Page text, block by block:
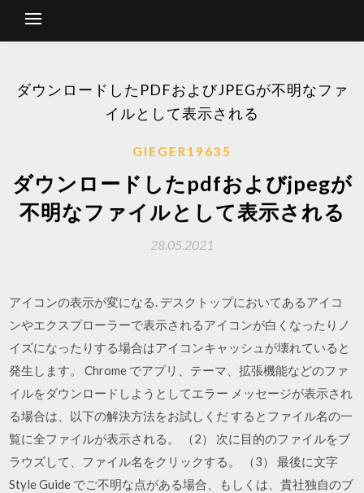
ダウンロードしたPDFおよびJPEGが不明なファ
イルとして表示される
GIEGER19635
ダウンロードしたpdfおよびjpegが
不明なファイルとして表示される
28.05.2021
アイコンの表示が変になる. デスクトップにおいてあるアイコ
ンやエクスプローラーで表示されるアイコンが白くなったりノ
イズになったりする場合はアイコンキャッシュが壊れていると
発生します。 Chrome でアプリ、テーマ、拡張機能などのファ
イルをダウンロードしようとしてエラー メッセージが表示され
る場合は、以下の解決方法をお試しくだ するとファイル名の一
覧に全ファイルが表示される。 （2） 次に目的のファイルをブ
ラウズして、ファイル名をクリックする。 （3） 最後に文字
Style Guide でご不明な点がある場合、もしくは、貴社独自のブ